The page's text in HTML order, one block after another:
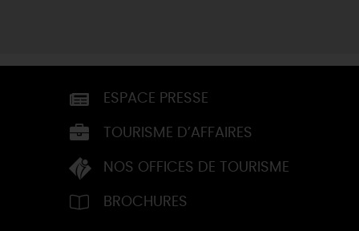
ESPACE PRESSE
TOURISME D’AFFAIRES
NOS OFFICES DE TOURISME
BROCHURES